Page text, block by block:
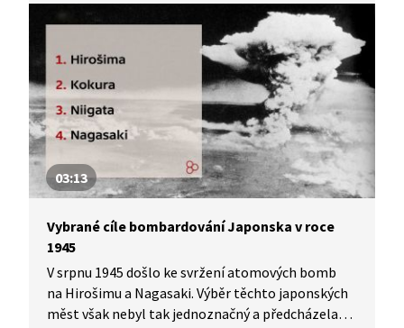
diskutuje historik o tom, které varianty připadaly
v úvahu a zda si američtí politici vůbec
uvědomovali, s jakou zbraní operují.
03:13
Vybrané cíle bombardování Japonska v roce
1945
V srpnu 1945 došlo ke svržení atomových bomb
na Hirošimu a Nagasaki. Výběr těchto japonských
měst však nebyl tak jednoznačný a předcházela